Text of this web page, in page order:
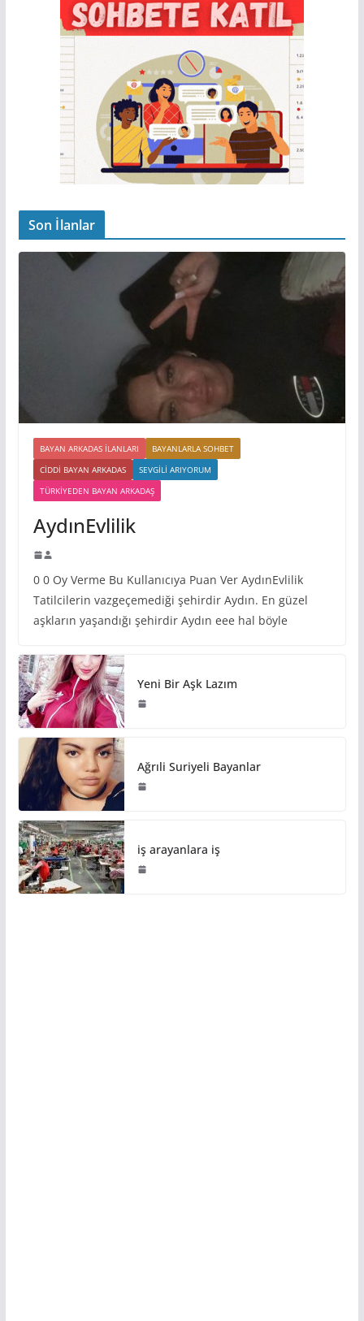
Son İlanlar
BAYAN ARKADAS ILANLARI
BAYANLARLA SOHBET
CIDDI BAYAN ARKADAS
SEVGILI ARIYORUM
TÜRKIYEDEN BAYAN ARKADAŞ
AydınEvlilik
0 0 Oy Verme Bu Kullanıcıya Puan Ver AydınEvlilik
Tatilcilerin vazgeçemediği şehirdir Aydın. En güzel
aşkların yaşandığı şehirdir Aydın eee hal böyle
Yeni Bir Aşk Lazım
Ağrıli Suriyeli Bayanlar
iş arayanlara iş